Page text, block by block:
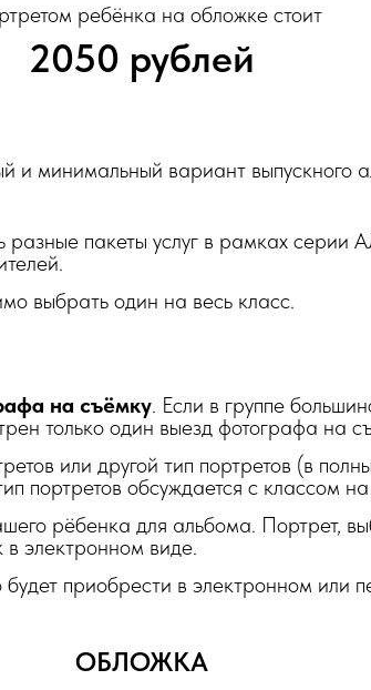
ребёнка на обложке стоит
2050 рублей
и минимальный вариант выпускного
разные пакеты услуг в рамках
выбрать один на весь класс.
на съёмку. Если в группе
только один выезд фотографа на
или другой тип портретов (в
портретов обсуждается с классом
рёбенка для альбома. Портрет,
в электронном виде.
приобрести в электронном или
ОБЛОЖКА